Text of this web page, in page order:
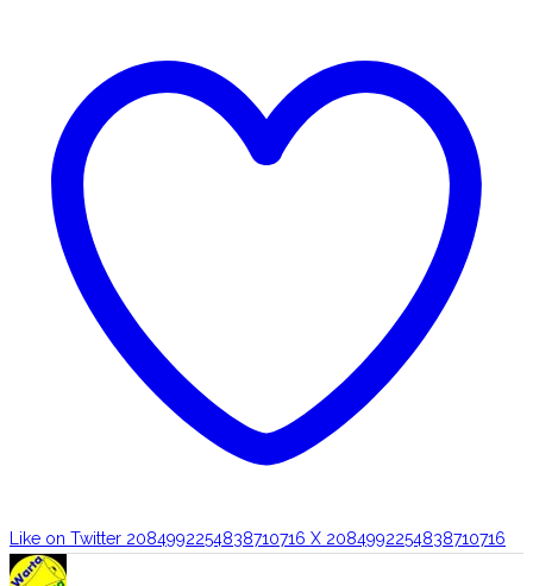
Like on Twitter 2084992254838710716 X 2084992254838710716